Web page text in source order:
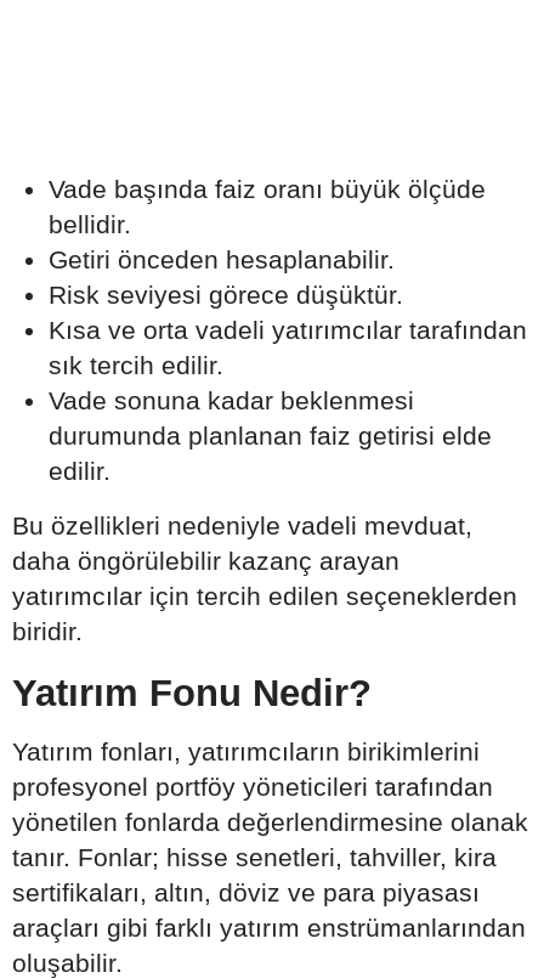
Vade başında faiz oranı büyük ölçüde
bellidir.
Getiri önceden hesaplanabilir.
Risk seviyesi görece düşüktür.
Kısa ve orta vadeli yatırımcılar tarafından
sık tercih edilir.
Vade sonuna kadar beklenmesi
durumunda planlanan faiz getirisi elde
edilir.
Bu özellikleri nedeniyle vadeli mevduat,
daha öngörülebilir kazanç arayan
yatırımcılar için tercih edilen seçeneklerden
biridir.
Yatırım Fonu Nedir?
Yatırım fonları, yatırımcıların birikimlerini
profesyonel portföy yöneticileri tarafından
yönetilen fonlarda değerlendirmesine olanak
tanır. Fonlar; hisse senetleri, tahviller, kira
sertifikaları, altın, döviz ve para piyasası
araçları gibi farklı yatırım enstrümanlarından
oluşabilir.